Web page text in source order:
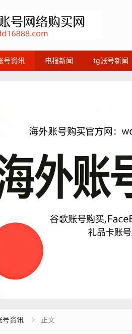
号资讯 电报新闻 tg账号新闻
号资讯  正文